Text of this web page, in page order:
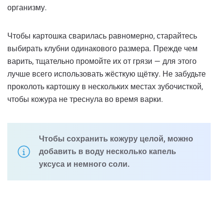
организму.
Чтобы картошка сварилась равномерно, старайтесь
выбирать клубни одинакового размера. Прежде чем
варить, тщательно промойте их от грязи — для этого
лучше всего использовать жёсткую щётку. Не забудьте
проколоть картошку в нескольких местах зубочисткой,
чтобы кожура не треснула во время варки.
Чтобы сохранить кожуру целой, можно
добавить в воду несколько капель
уксуса и немного соли.